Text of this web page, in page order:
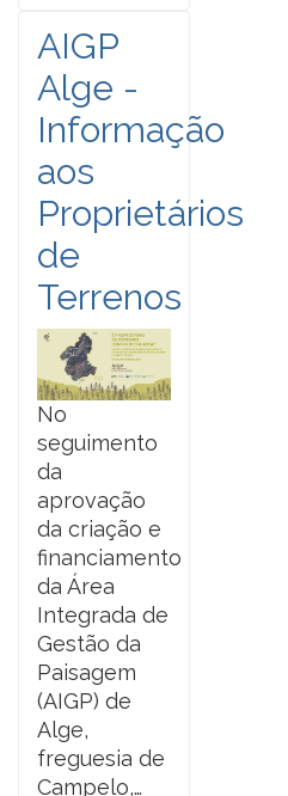
AIGP
Alge -
Informação
aos
Proprietários
de
Terrenos
No
seguimento
da
aprovação
da criação e
financiamento
da Área
Integrada de
Gestão da
Paisagem
(AIGP) de
Alge,
freguesia de
Campelo,…